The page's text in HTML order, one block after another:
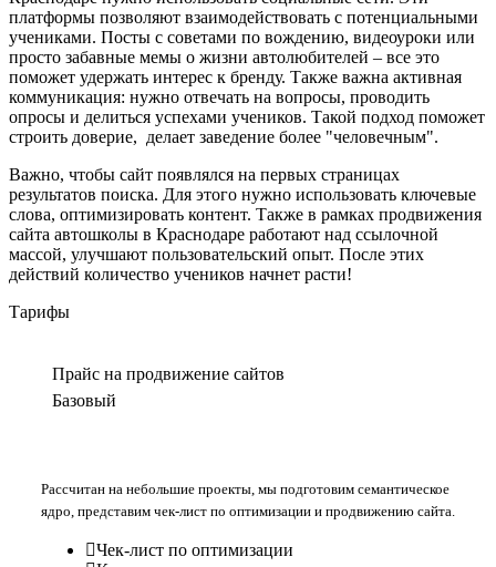
платформы позволяют взаимодействовать с потенциальными
учениками. Посты с советами по вождению, видеоуроки или
просто забавные мемы о жизни автолюбителей – все это
поможет удержать интерес к бренду. Также важна активная
коммуникация: нужно отвечать на вопросы, проводить
опросы и делиться успехами учеников. Такой подход поможет
строить доверие, делает заведение более "человечным".
Важно, чтобы сайт появлялся на первых страницах
результатов поиска. Для этого нужно использовать ключевые
слова, оптимизировать контент. Также в рамках продвижения
сайта автошколы в Краснодаре работают над ссылочной
массой, улучшают пользовательский опыт. После этих
действий количество учеников начнет расти!
Тарифы
Прайс на продвижение сайтов
Базовый
Рассчитан на небольшие проекты, мы подготовим семантическое
ядро, представим чек-лист по оптимизации и продвижению сайта.
Чек-лист по оптимизации